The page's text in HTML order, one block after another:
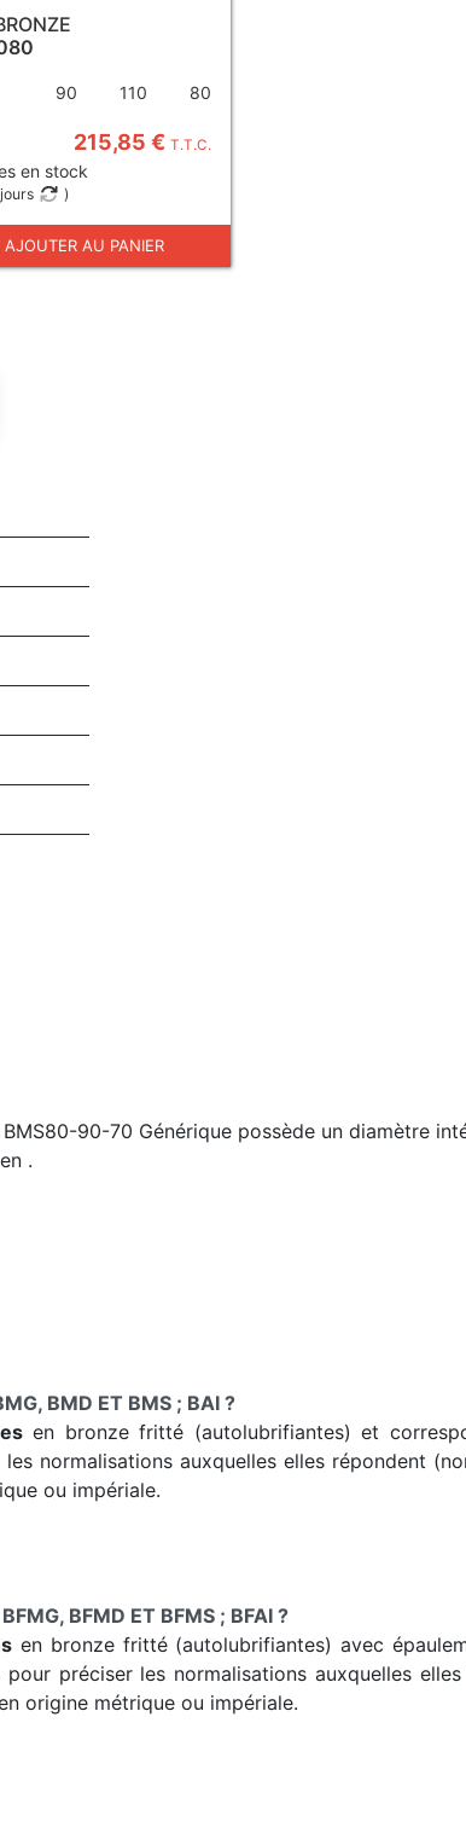
90 110 80
215,85 € T.T.C.
en stock
)
AJOUTER AU PANIER
90-70 Générique possède un diamètre
.
BMD ET BMS ; BAI ?
en bronze fritté (autolubrifiantes) et
normalisations auxquelles elles répondent
ou impériale.
BFMD ET BFMS ; BFAI ?
en bronze fritté (autolubrifiantes) avec
préciser les normalisations auxquelles
origine métrique ou impériale.